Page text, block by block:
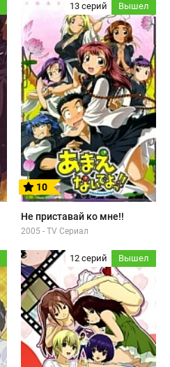
13 серий Вышел
10
Не приставай ко мне!!
2005 - TV Сериал
12 серий Вышел